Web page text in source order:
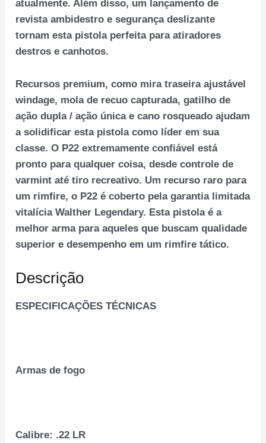
atualmente. Além disso, um lançamento de
revista ambidestro e segurança deslizante
tornam esta pistola perfeita para atiradores
destros e canhotos.
Recursos premium, como mira traseira ajustável
windage, mola de recuo capturada, gatilho de
ação dupla / ação única e cano rosqueado ajudam
a solidificar esta pistola como líder em sua
classe. O P22 extremamente confiável está
pronto para qualquer coisa, desde controle de
varmint até tiro recreativo. Um recurso raro para
um rimfire, o P22 é coberto pela garantia limitada
vitalícia Walther Legendary. Esta pistola é a
melhor arma para aqueles que buscam qualidade
superior e desempenho em um rimfire tático.
Descrição
ESPECIFICAÇÕES TÉCNICAS
Armas de fogo
Calibre: .22 LR